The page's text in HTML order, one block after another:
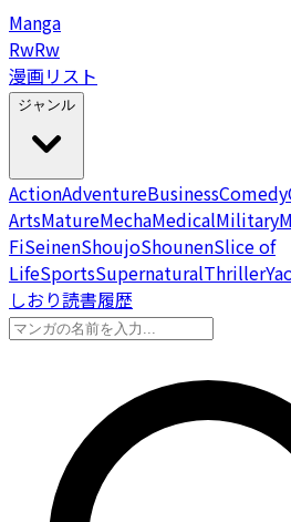
Manga
RwRw
漫画リスト
ジャンル
ActionAdventureBusinessComedy
ArtsMatureMechaMedicalMilitary
FiSeinenShoujoShounenSlice of
LifeSportsSupernaturalThriller
しおり読書履歴